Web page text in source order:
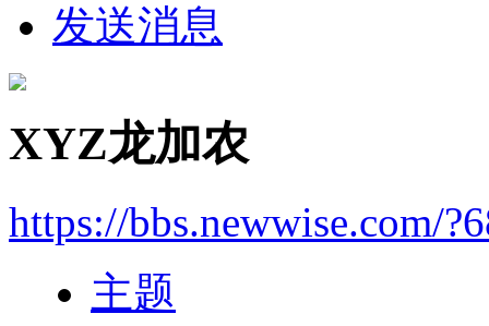
发送消息
XYZ龙加农
https://bbs.newwise.com/
主题